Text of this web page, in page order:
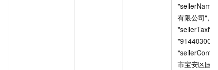
有限公司",
市宝安区国